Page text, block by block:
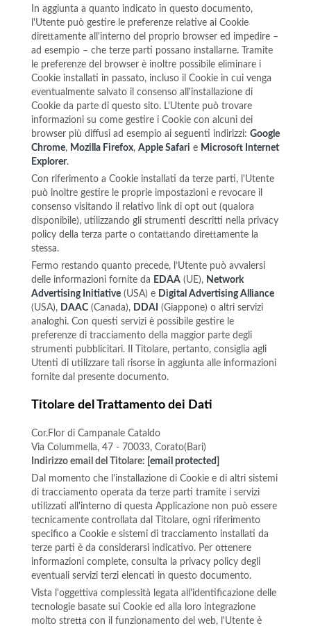
In aggiunta a quanto indicato in questo documento,
l'Utente può gestire le preferenze relative ai Cookie
direttamente all'interno del proprio browser ed impedire –
ad esempio – che terze parti possano installarne. Tramite
le preferenze del browser è inoltre possibile eliminare i
Cookie installati in passato, incluso il Cookie in cui venga
eventualmente salvato il consenso all'installazione di
Cookie da parte di questo sito. L'Utente può trovare
informazioni su come gestire i Cookie con alcuni dei
browser più diffusi ad esempio ai seguenti indirizzi: Google
Chrome, Mozilla Firefox, Apple Safari e Microsoft Internet
Explorer.
Con riferimento a Cookie installati da terze parti, l'Utente
può inoltre gestire le proprie impostazioni e revocare il
consenso visitando il relativo link di opt out (qualora
disponibile), utilizzando gli strumenti descritti nella privacy
policy della terza parte o contattando direttamente la
stessa.
Fermo restando quanto precede, l’Utente può avvalersi
delle informazioni fornite da EDAA(UE), Network
Advertising Initiative(USA) e Digital Advertising Alliance
(USA), DAAC(Canada), DDAI (Giappone) o altri servizi
analoghi. Con questi servizi è possibile gestire le
preferenze di tracciamento della maggior parte degli
strumenti pubblicitari. Il Titolare, pertanto, consiglia agli
Utenti di utilizzare tali risorse in aggiunta alle informazioni
fornite dal presente documento.
Titolare del Trattamento dei Dati
Cor.Flor di Campanale Cataldo
Via Colummella, 47 - 70033, Corato(Bari)
Indirizzo email del Titolare: [email protected]
Dal momento che l'installazione di Cookie e di altri sistemi
di tracciamento operata da terze parti tramite i servizi
utilizzati all'interno di questa Applicazione non può essere
tecnicamente controllata dal Titolare, ogni riferimento
specifico a Cookie e sistemi di tracciamento installati da
terze parti è da considerarsi indicativo. Per ottenere
informazioni complete, consulta la privacy policy degli
eventuali servizi terzi elencati in questo documento.
Vista l'oggettiva complessità legata all'identificazione delle
tecnologie basate sui Cookie ed alla loro integrazione
molto stretta con il funzionamento del web, l'Utente è